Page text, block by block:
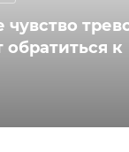
чувство
обратиться к